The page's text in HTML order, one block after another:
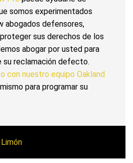
somos experimentados
abogados defensores,
sus derechos de los
abogar por usted para
su reclamación defecto.
con nuestro equipo Oakland
para programar su